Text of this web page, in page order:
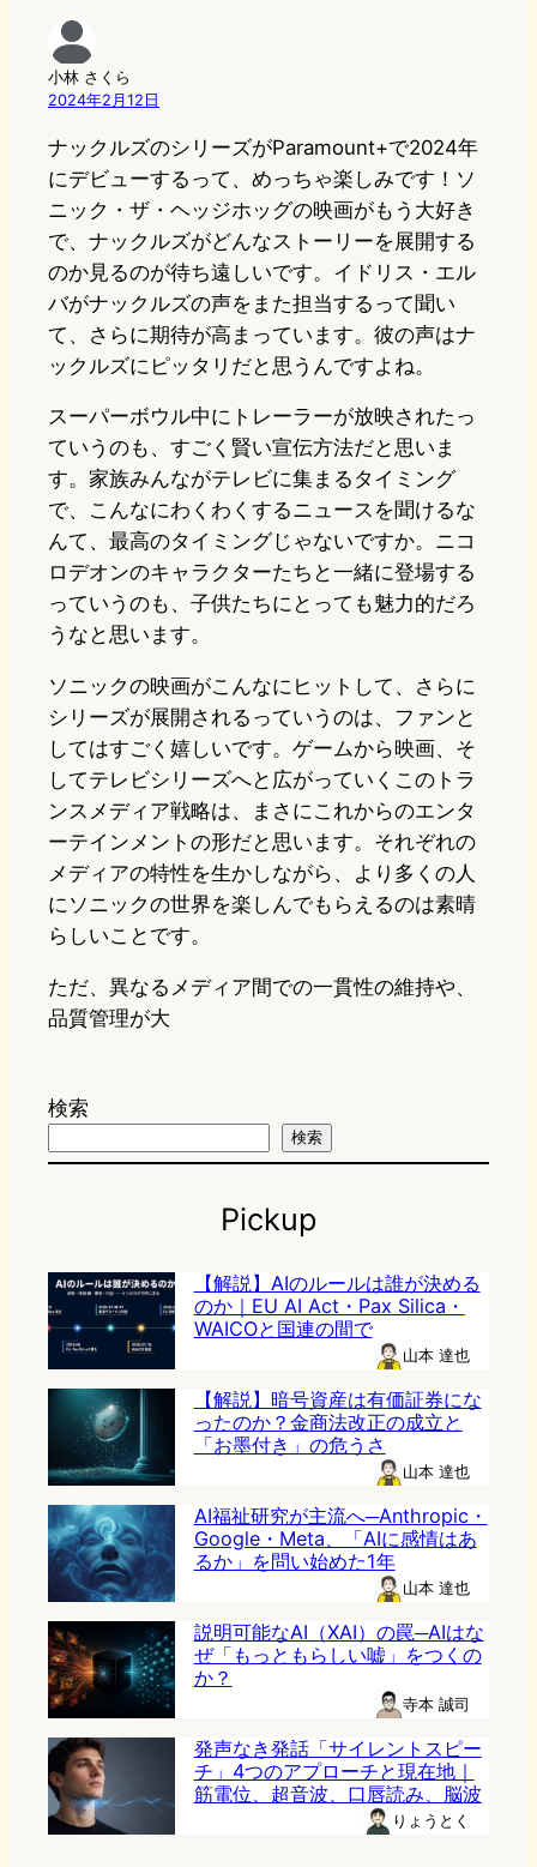
小林 さくら
2024年2月12日
ナックルズのシリーズがParamount+で2024年
にデビューするって、めっちゃ楽しみです！ソ
ニック・ザ・ヘッジホッグの映画がもう大好き
で、ナックルズがどんなストーリーを展開する
のか見るのが待ち遠しいです。イドリス・エル
バがナックルズの声をまた担当するって聞い
て、さらに期待が高まっています。彼の声はナ
ックルズにピッタリだと思うんですよね。
スーパーボウル中にトレーラーが放映されたっ
ていうのも、すごく賢い宣伝方法だと思いま
す。家族みんながテレビに集まるタイミング
で、こんなにわくわくするニュースを聞けるな
んて、最高のタイミングじゃないですか。ニコ
ロデオンのキャラクターたちと一緒に登場する
っていうのも、子供たちにとっても魅力的だろ
うなと思います。
ソニックの映画がこんなにヒットして、さらに
シリーズが展開されるっていうのは、ファンと
してはすごく嬉しいです。ゲームから映画、そ
してテレビシリーズへと広がっていくこのトラ
ンスメディア戦略は、まさにこれからのエンタ
ーテインメントの形だと思います。それぞれの
メディアの特性を生かしながら、より多くの人
にソニックの世界を楽しんでもらえるのは素晴
らしいことです。
ただ、異なるメディア間での一貫性の維持や、
品質管理が大
検索
検索
Pickup
【解説】AIのルールは誰が決める
のか｜EU AI Act・Pax Silica・
WAICOと国連の間で
山本 達也
【解説】暗号資産は有価証券にな
ったのか？金商法改正の成立と
「お墨付き」の危うさ
山本 達也
AI福祉研究が主流へ─Anthropic・
Google・Meta、「AIに感情はあ
るか」を問い始めた1年
山本 達也
説明可能なAI（XAI）の罠─AIはな
ぜ「もっともらしい嘘」をつくの
か？
寺本 誠司
発声なき発話「サイレントスピー
チ」4つのアプローチと現在地｜
筋電位、超音波、口唇読み、脳波
りょうとく